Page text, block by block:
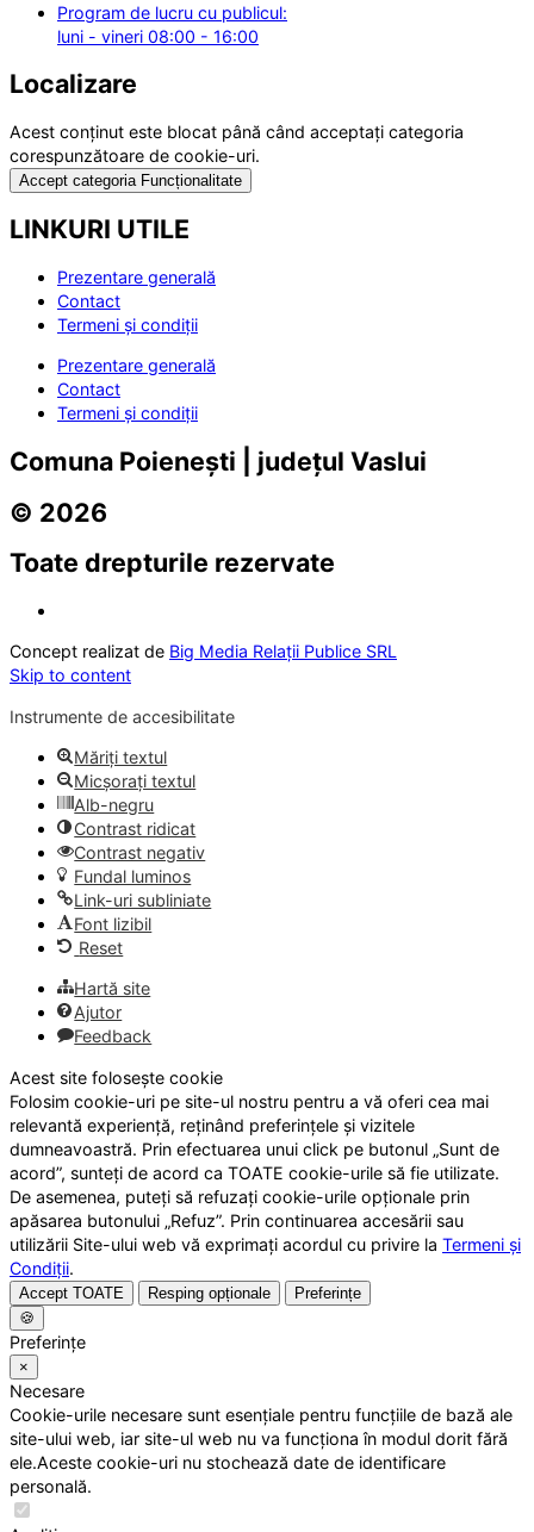
Program de lucru cu publicul:
luni - vineri 08:00 - 16:00
Localizare
Acest conținut este blocat până când acceptați categoria
corespunzătoare de cookie-uri.
Accept categoria Funcționalitate
LINKURI UTILE
Prezentare generală
Contact
Termeni și condiții
Prezentare generală
Contact
Termeni și condiții
Comuna Poienești | județul Vaslui
© 2026
Toate drepturile rezervate
Concept realizat de Big Media Relații Publice SRL
Skip to content
Instrumente de accesibilitate
Măriți textul
Micșorați textul
Alb-negru
Contrast ridicat
Contrast negativ
Fundal luminos
Link-uri subliniate
Font lizibil
Reset
Hartă site
Ajutor
Feedback
Acest site folosește cookie
Folosim cookie-uri pe site-ul nostru pentru a vă oferi cea mai
relevantă experiență, reținând preferințele și vizitele
dumneavoastră. Prin efectuarea unui click pe butonul „Sunt de
acord”, sunteți de acord ca TOATE cookie-urile să fie utilizate.
De asemenea, puteți să refuzați cookie-urile opționale prin
apăsarea butonului „Refuz”. Prin continuarea accesării sau
utilizării Site-ului web vă exprimați acordul cu privire la Termeni și
Condiții.
Accept TOATE Resping opționale
Preferințe
🍪
Preferințe
×
Necesare
Cookie-urile necesare sunt esențiale pentru funcțiile de bază ale
site-ului web, iar site-ul web nu va funcționa în modul dorit fără
ele.Aceste cookie-uri nu stochează date de identificare
personală.